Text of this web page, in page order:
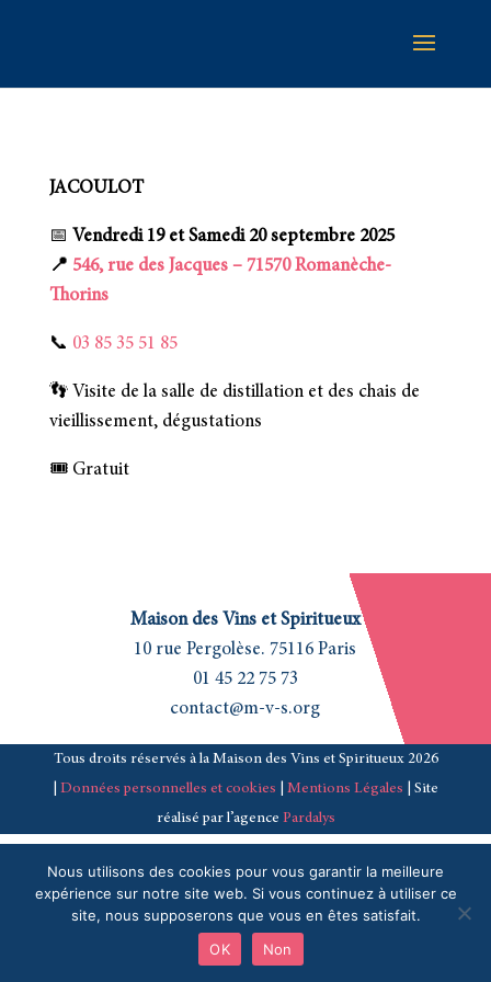
JACOULOT
📅 Vendredi 19 et Samedi 20 septembre 2025
📍 546, rue des Jacques – 71570 Romanèche-
Thorins
📞 03 85 35 51 85
👣 Visite de la salle de distillation et des chais de
vieillissement, dégustations
🎟️ Gratuit
Maison des Vins et Spiritueux
10 rue Pergolèse. 75116 Paris
01 45 22 75 73
contact@m-v-s.org
Tous droits réservés à la Maison des Vins et Spiritueux 2026
Données personnelles et cookies Mentions Légales | Site
réalisé par l’agence Pardalys
Nous utilisons des cookies pour vous garantir la meilleure
expérience sur notre site web. Si vous continuez à utiliser ce
site, nous supposerons que vous en êtes satisfait.
OK
Non